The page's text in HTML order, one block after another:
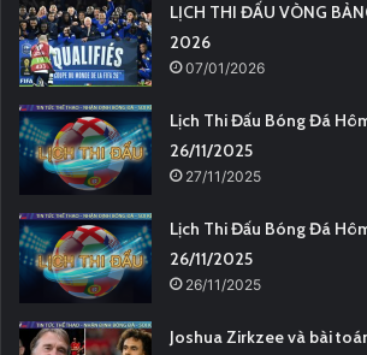
LỊCH THI ĐẤU VÒNG
2026
07/01/2026
Lịch Thi Đấu Bóng Đá
26/11/2025
27/11/2025
Lịch Thi Đấu Bóng Đá
26/11/2025
26/11/2025
Joshua Zirkzee và bài